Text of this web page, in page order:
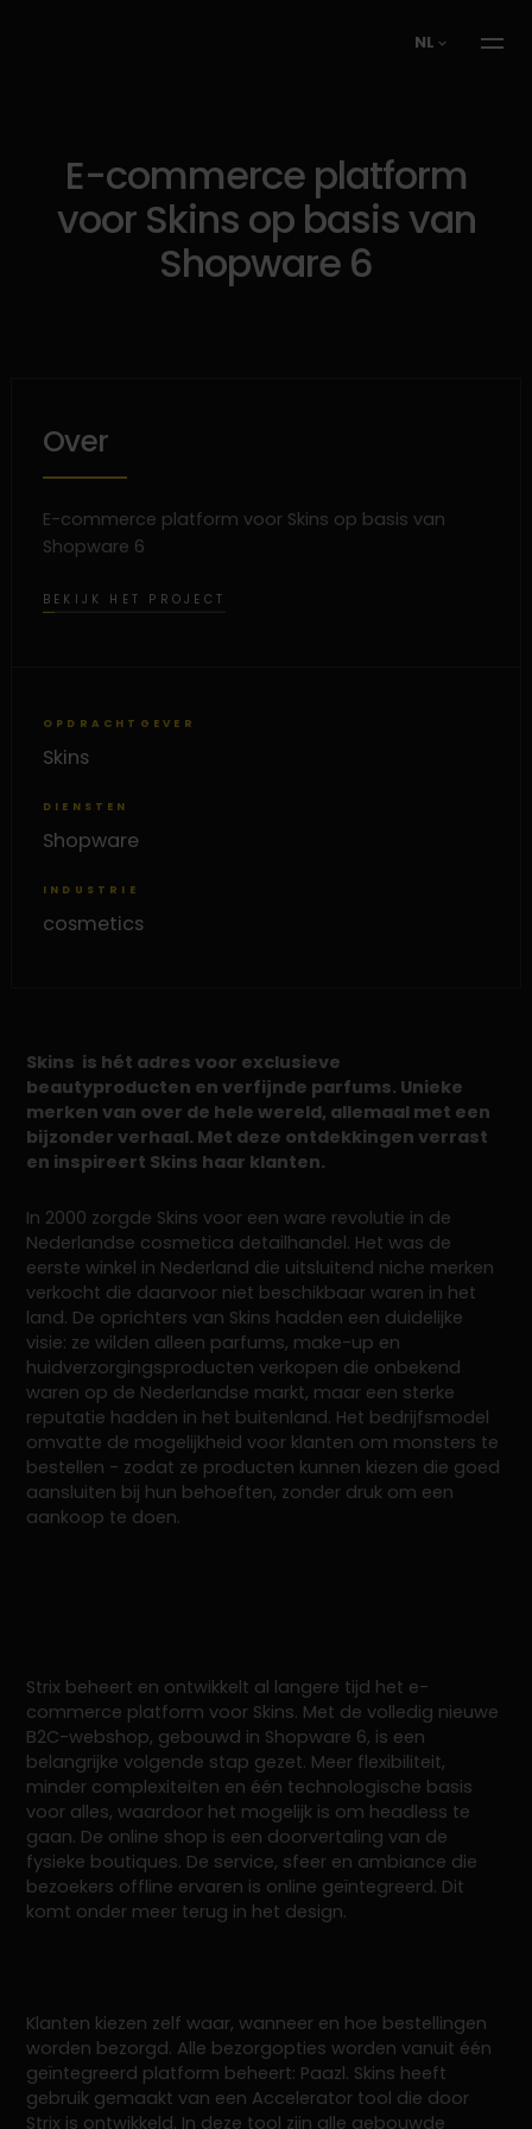
NL
E-commerce platform
voor Skins op basis van
Shopware 6
Over
E-commerce platform voor Skins op basis van
Shopware 6
BEKIJK HET PROJECT
OPDRACHTGEVER
Skins
DIENSTEN
Shopware
INDUSTRIE
cosmetics
Skins is hét adres voor exclusieve
beautyproducten en verfijnde parfums. Unieke
merken van over de hele wereld, allemaal met een
bijzonder verhaal. Met deze ontdekkingen verrast
en inspireert Skins haar klanten.
In 2000 zorgde Skins voor een ware revolutie in de
Nederlandse cosmetica detailhandel. Het was de
eerste winkel in Nederland die uitsluitend niche merken
verkocht die daarvoor niet beschikbaar waren in het
land. De oprichters van Skins hadden een duidelijke
visie: ze wilden alleen parfums, make-up en
huidverzorgingsproducten verkopen die onbekend
waren op de Nederlandse markt, maar een sterke
reputatie hadden in het buitenland. Het bedrijfsmodel
omvatte de mogelijkheid voor klanten om monsters te
bestellen - zodat ze producten kunnen kiezen die goed
aansluiten bij hun behoeften, zonder druk om een
aankoop te doen.
Strix beheert en ontwikkelt al langere tijd het e-
commerce platform voor Skins. Met de volledig nieuwe
B2C-webshop, gebouwd in Shopware 6, is een
belangrijke volgende stap gezet. Meer flexibiliteit,
minder complexiteiten en één technologische basis
voor alles, waardoor het mogelijk is om headless te
gaan. De online shop is een doorvertaling van de
fysieke boutiques. De service, sfeer en ambiance die
bezoekers offline ervaren is online geïntegreerd. Dit
komt onder meer terug in het design.
Klanten kiezen zelf waar, wanneer en hoe bestellingen
worden bezorgd. Alle bezorgopties worden vanuit één
geïntegreerd platform beheert: Paazl. Skins heeft
gebruik gemaakt van een Accelerator tool die door
Strix is ontwikkeld. In deze tool zijn alle gebouwde